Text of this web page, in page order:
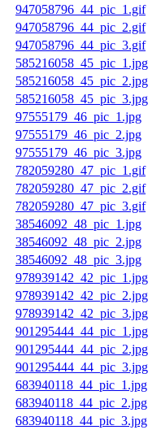
947058796_44_pic_1.gif
947058796_44_pic_2.gif
947058796_44_pic_3.gif
585216058_45_pic_1.jpg
585216058_45_pic_2.jpg
585216058_45_pic_3.jpg
97555179_46_pic_1.jpg
97555179_46_pic_2.jpg
97555179_46_pic_3.jpg
782059280_47_pic_1.gif
782059280_47_pic_2.gif
782059280_47_pic_3.gif
38546092_48_pic_1.jpg
38546092_48_pic_2.jpg
38546092_48_pic_3.jpg
978939142_42_pic_1.jpg
978939142_42_pic_2.jpg
978939142_42_pic_3.jpg
901295444_44_pic_1.jpg
901295444_44_pic_2.jpg
901295444_44_pic_3.jpg
683940118_44_pic_1.jpg
683940118_44_pic_2.jpg
683940118_44_pic_3.jpg